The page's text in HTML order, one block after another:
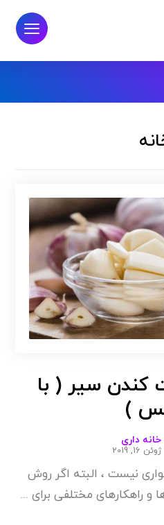
کندن سیر ( با
)
خانه داری
ژوئن 16, 2019
نیست ، البته اگر روش
راهکارهای مختلفی برای ...